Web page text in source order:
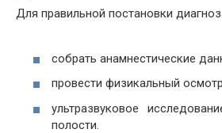
Для правильной постановки
собрать анамнестические
провести физикальный
ультразвуковое
полости.